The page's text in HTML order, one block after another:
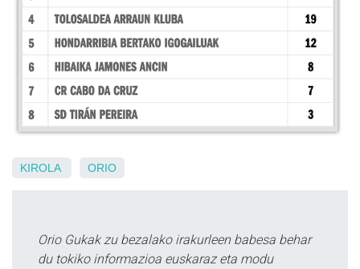
KIROLA ORIO
Orio Gukak zu bezalako irakurleen babesa behar
du tokiko informazioa euskaraz eta modu